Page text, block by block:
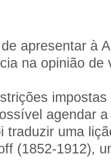
apresentar à
na opinião de
agendar
traduzir uma
(1852-1912),